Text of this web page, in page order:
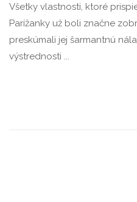
Všetky vlastnosti, ktoré
Parížanky už boli značne
preskúmali jej šarmantnú
výstrednosti ...